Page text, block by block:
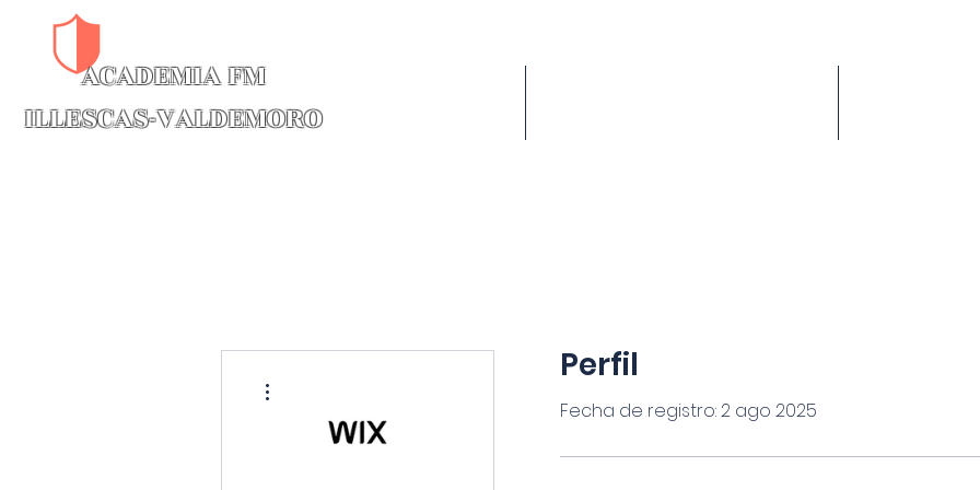
ACADEMIA FM​
ILLESCAS-VALDEMOROCAMBRIDGE INTENSIVOS B1-C1
Perfil
Fecha de registro: 2 ago 2025